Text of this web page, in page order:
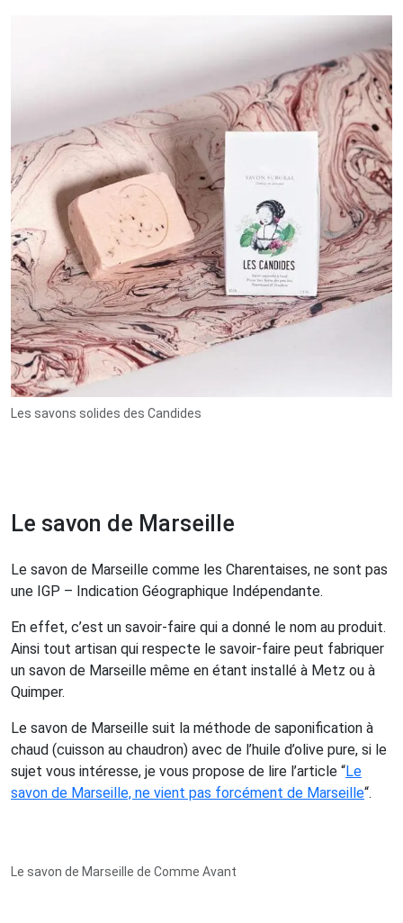
Les savons solides des Candides
Le savon de Marseille
Le savon de Marseille comme les Charentaises, ne sont pas
une IGP – Indication Géographique Indépendante.
En effet, c’est un savoir-faire qui a donné le nom au produit.
Ainsi tout artisan qui respecte le savoir-faire peut fabriquer
un savon de Marseille même en étant installé à Metz ou à
Quimper.
Le savon de Marseille suit la méthode de saponification à
chaud (cuisson au chaudron) avec de l’huile d’olive pure, si le
sujet vous intéresse, je vous propose de lire l’article “Le
savon de Marseille, ne vient pas forcément de Marseille“.
Le savon de Marseille de Comme Avant